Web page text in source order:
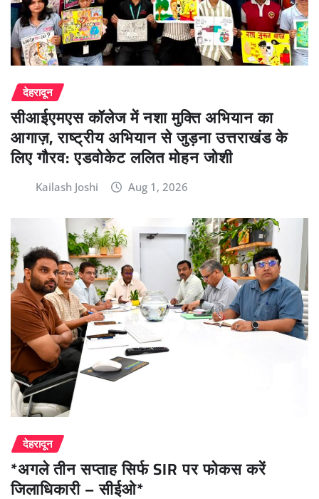
देहरादून
सीआईएमएस कॉलेज में नशा मुक्ति अभियान का
आगाज़, राष्ट्रीय अभियान से जुड़ना उत्तराखंड के
लिए गौरव: एडवोकेट ललित मोहन जोशी
Kailash Joshi Aug 1, 2026
देहरादून
*अगले तीन सप्ताह सिर्फ SIR पर फोकस करें
जिलाधिकारी – सीईओ*